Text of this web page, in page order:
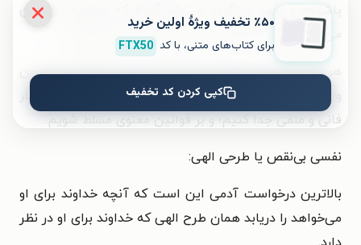
پاشیده و نابود می‌گردد و تمام آنچه که خداوند برای من
می‌خواهد مقدر خواهد شد و من راضی‌ام به رضای او
هر ناهماهنگی در دنیای بیرون ناشی از ناهماهنگی در ذهن
و روح ماست باید اراده آن را داشته باشیم تا خود را از افکار
فانی و منفی جدا کنیم؛ و بر قوانین معنوی مسلط شویم.
نفسی بی‌نقص یا طرحی الهی:
بالاترین درخواست آدمی این است که آنچه خداوند برای او
می‌خواهد را دریابد همان طرح الهی که خداوند برای او در نظر
٪۵۰ تخفیف ویژۀ اولین خرید
برای کتاب‌های متنی، با کد FTX50
کپی کردن کد تخفیف